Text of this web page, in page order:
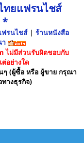
ทยแฟรนไชส์
*
รนไชส์ | ร้านหนังสือ
ไม่มีส่วนรับผิดชอบกับ
อย่างใด
ๆ (ผู้ซื้อ หรือ ผู้ขาย กรุณา
างธุรกิจ)